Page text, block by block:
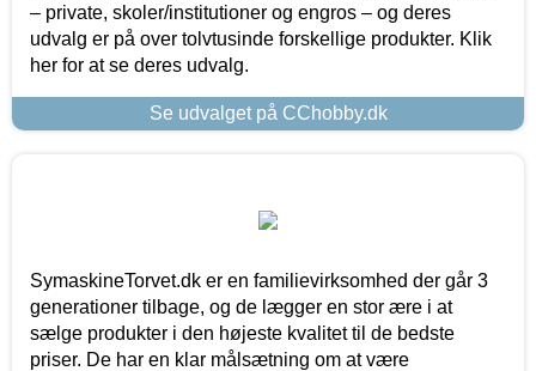
– private, skoler/institutioner og engros – og deres
udvalg er på over tolvtusinde forskellige produkter. Klik
her for at se deres udvalg.
Se udvalget på CChobby.dk
SymaskineTorvet.dk er en familievirksomhed der går 3
generationer tilbage, og de lægger en stor ære i at
sælge produkter i den højeste kvalitet til de bedste
priser. De har en klar målsætning om at være